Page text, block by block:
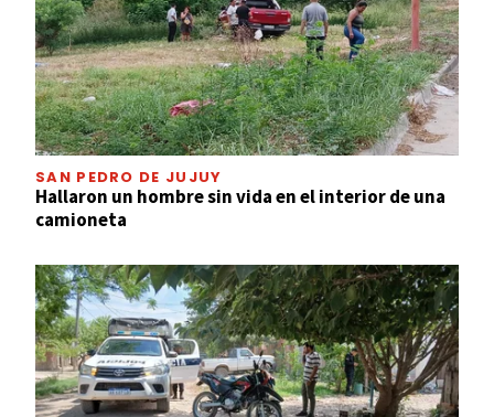
SAN PEDRO DE JUJUY
Hallaron un hombre sin vida en el interior de una
camioneta